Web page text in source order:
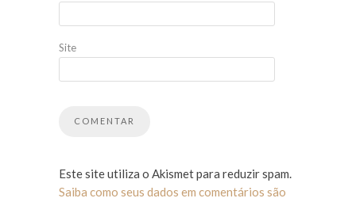
Site
Este site utiliza o Akismet para reduzir spam.
Saiba como seus dados em comentários são